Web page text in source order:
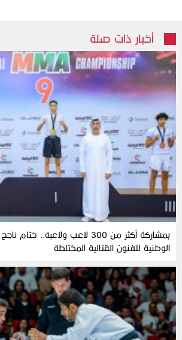
أخبار ذات صلة
بمشاركة أكثر من 300 لاعب ولاعبة..
الوطنية للفنون القتالية المختلطة